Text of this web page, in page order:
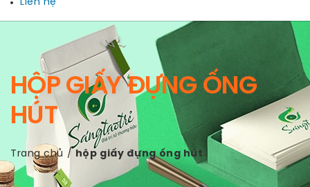
Liên hệ
HỘP GIẤY ĐỰNG ỐNG
HÚT
Trang chủ / hộp giấy đựng ống hút